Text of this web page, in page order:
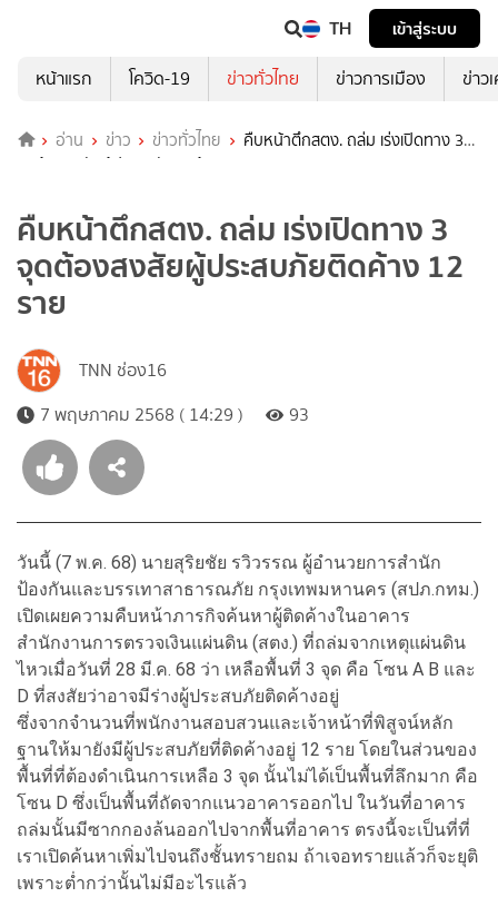
TH
เข้าสู่ระบบ
หน้าแรก
โควิด-19 ข่าวทั่วไทย ข่าวการเมือง ข่าว
อ่าน ข่าว ข่าวทั่วไทย
คืบหน้าตึกสตง. ถล่ม เร่งเปิดทาง 3
จุดต้องสงสัยผู้ประสบภัยติดค้าง 12 ราย
คืบหน้าตึกสตง. ถล่ม เร่งเปิดทาง 3
จุดต้องสงสัยผู้ประสบภัยติดค้าง 12
ราย
TNN ช่อง16
7 พฤษภาคม 2568 ( 14:29 )
93
วันนี้ (7 พ.ค. 68) นายสุริยชัย รวิวรรณ ผู้อำนวยการสำนัก
ป้องกันและบรรเทาสาธารณภัย กรุงเทพมหานคร (สปภ.กทม.)
เปิดเผยความคืบหน้าภารกิจค้นหาผู้ติดค้างในอาคาร
สำนักงานการตรวจเงินแผ่นดิน (สตง.) ที่ถล่มจากเหตุแผ่นดิน
ไหวเมื่อวันที่ 28 มี.ค. 68 ว่า เหลือพื้นที่ 3 จุด คือ โซน A B และ
D ที่สงสัยว่าอาจมีร่างผู้ประสบภัยติดค้างอยู่
ซึ่งจากจำนวนที่พนักงานสอบสวนและเจ้าหน้าที่พิสูจน์หลัก
ฐานให้มายังมีผู้ประสบภัยที่ติดค้างอยู่ 12 ราย โดยในส่วนของ
พื้นที่ที่ต้องดำเนินการเหลือ 3 จุด นั้นไม่ได้เป็นพื้นที่ลึกมาก คือ
โซน D ซึ่งเป็นพื้นที่ถัดจากแนวอาคารออกไป ในวันที่อาคาร
ถล่มนั้นมีซากกองล้นออกไปจากพื้นที่อาคาร ตรงนี้จะเป็นที่ที่
เราเปิดค้นหาเพิ่มไปจนถึงชั้นทรายถม ถ้าเจอทรายแล้วก็จะยุติ
เพราะต่ำกว่านั้นไม่มีอะไรแล้ว